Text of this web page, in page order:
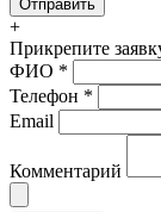
+
Прикрепите
ФИО *
Телефон *
Email
Комментарий